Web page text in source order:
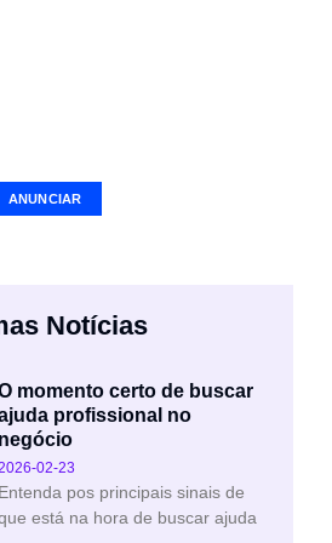
ANUNCIAR
Notícias
momento certo de buscar
profissional no
negócio
02-23
Entenda pos principais sinais de
está na hora de buscar ajuda